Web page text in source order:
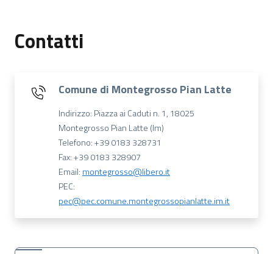
Contatti
Comune di Montegrosso Pian Latte
Indirizzo: Piazza ai Caduti n. 1, 18025
Montegrosso Pian Latte (Im)
Telefono: +39 0183 328731
Fax: +39 0183 328907
Email: montegrosso@libero.it
PEC:
pec@pec.comune.montegrossopianlatte.im.it